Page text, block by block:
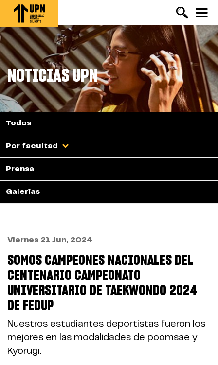
Pasar
contenido
principal
NOTICIAS UPN
Todos
Por facultad
Prensa
Galerías
Viernes 21 Jun, 2024
SOMOS CAMPEONES NACIONALES DEL
CENTENARIO CAMPEONATO
UNIVERSITARIO DE TAEKWONDO 2024
DE FEDUP
Nuestros estudiantes deportistas fueron los
mejores en las modalidades de poomsae y
Kyorugi.